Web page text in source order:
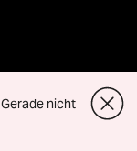
Gerade nicht